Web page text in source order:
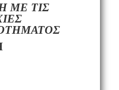
ΜΕ ΤΙΣ